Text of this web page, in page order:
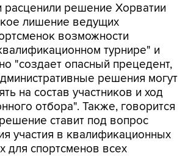
расценили решение Хорватии
лишение ведущих
возможности
турнире" и
"создает опасный прецедент,
решения могут
на состав участников и ход
отбора". Также, говорится
ставит под вопрос
участия в квалификационных
для спортсменов всех